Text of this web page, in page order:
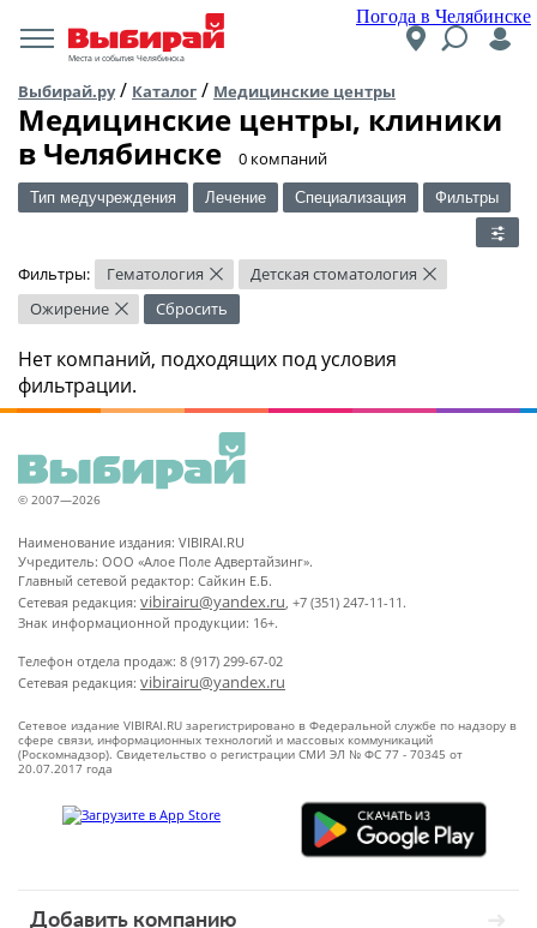
Погода в Челябинске
Места и события Челябинска
Выбирай.ру/ Каталог / Медицинские центры
Медицинские центры, клиники
в Челябинске
​0 компаний
Тип медучреждения Лечение Специализация Фильтры
Фильтры: Гематология × Детская стоматология ×
Ожирение × Сбросить
Нет компаний, подходящих под условия
фильтрации.
© 2007—2026
Наименование издания: VIBIRAI.RU
Учредитель: ООО «Алое Поле Адвертайзинг».
Главный сетевой редактор: Сайкин Е.Б.
Сетевая редакция: vibirairu@yandex.ru, +7 (351) 247-11-11.
Знак информационной продукции: 16+.
Телефон отдела продаж: 8 (917) 299-67-02
Сетевая редакция: vibirairu@yandex.ru
Сетевое издание VIBIRAI.RU зарегистрировано в Федеральной службе по надзору в
сфере связи, информационных технологий и массовых коммуникаций
(Роскомнадзор). Свидетельство о регистрации СМИ ЭЛ № ФС 77 - 70345 от
20.07.2017 года
Добавить компанию